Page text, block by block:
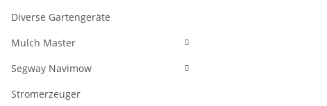
Diverse Gartengeräte
Mulch Master
Segway Navimow
Stromerzeuger